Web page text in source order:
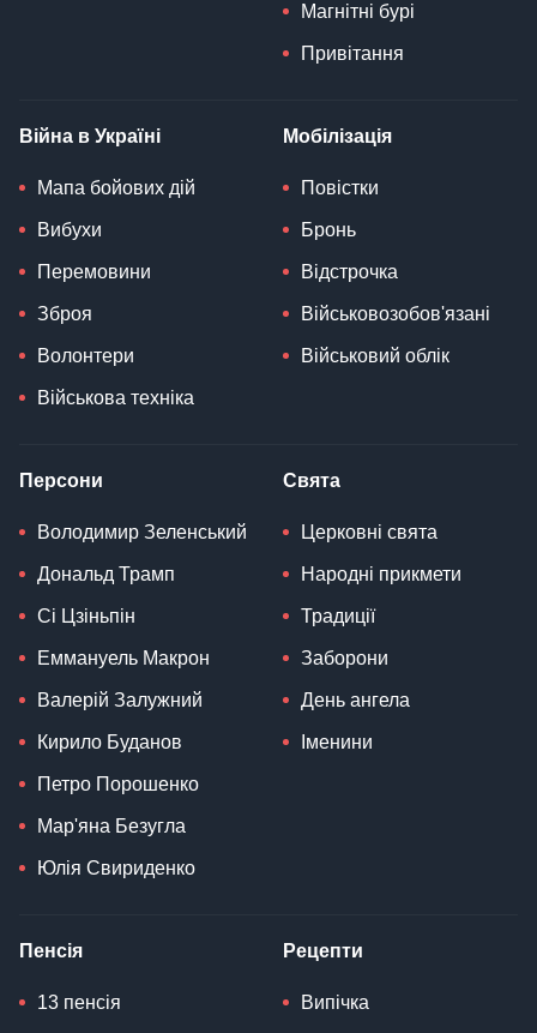
Магнітні бурі
Привітання
Війна в Україні
Мапа бойових дій
Вибухи
Перемовини
Зброя
Волонтери
Військова техніка
Мобілізація
Повістки
Бронь
Відстрочка
Військовозобов'язані
Військовий облік
Персони
Володимир Зеленський
Дональд Трамп
Сі Цзіньпін
Еммануель Макрон
Валерій Залужний
Кирило Буданов
Петро Порошенко
Мар'яна Безугла
Юлія Свириденко
Свята
Церковні свята
Народні прикмети
Традиції
Заборони
День ангела
Іменини
Пенсія
13 пенсія
Рецепти
Випічка